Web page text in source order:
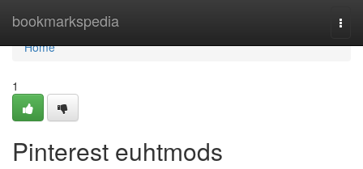
bookmarkspedia
Home
Home
1
Pinterest euhtmods